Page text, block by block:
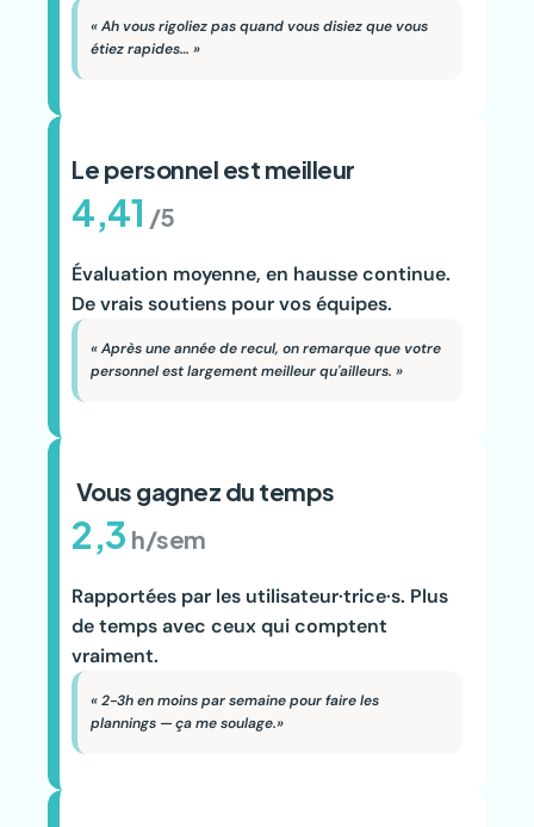
« Ah vous rigoliez pas quand vous disiez que vous
étiez rapides… »
Le personnel est meilleur
4,41 /5
Évaluation moyenne, en hausse continue.
De vrais soutiens pour vos équipes.
« Après une année de recul, on remarque que votre
personnel est largement meilleur qu'ailleurs. »
Vous gagnez du temps
2,3h/sem
Rapportées par les utilisateur·trice·s. Plus
de temps avec ceux qui comptent
vraiment.
« 2-3h en moins par semaine pour faire les
plannings — ça me soulage.»